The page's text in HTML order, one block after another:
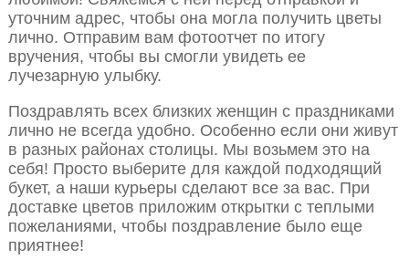
уточним адрес, чтобы она могла получить цветы
лично. Отправим вам фотоотчет по итогу
вручения, чтобы вы смогли увидеть ее
лучезарную улыбку.
Поздравлять всех близких женщин с праздниками
лично не всегда удобно. Особенно если они живут
в разных районах столицы. Мы возьмем это на
себя! Просто выберите для каждой подходящий
букет, а наши курьеры сделают все за вас. При
доставке цветов приложим открытки с теплыми
пожеланиями, чтобы поздравление было еще
приятнее!